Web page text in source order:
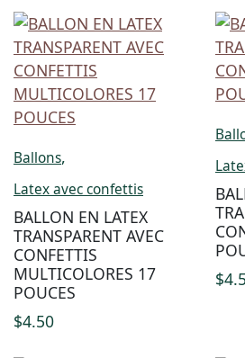
Ballons,
Latex avec confettis
BALLON EN LATEX
TRANSPARENT AVEC
CONFETTIS
MULTICOLORES 17
POUCES
$4.50
$